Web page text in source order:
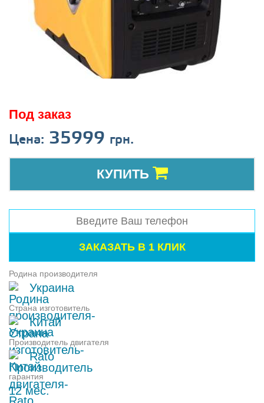
Под заказ
Цена: 35999 грн.
КУПИТЬ
Родина производителя
Украина
Страна изготовитель
Китай
Производитель двигателя
Rato
гарантия
12 мес.